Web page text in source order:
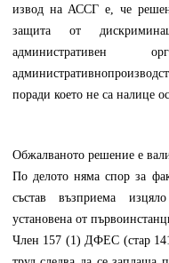
извод на АССГ е, че
защита от
поради което не са налице
Обжалваното решение е
По делото няма спор за
състав възприема
установена от
Член 157 (1) ДФЕС (стар